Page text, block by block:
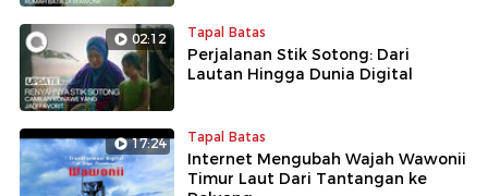
02:12 Tapal Batas
Perjalanan Stik Sotong: Dari
Lautan Hingga Dunia Digital
17:24 Tapal Batas
Internet Mengubah Wajah Wawonii
Timur Laut Dari Tantangan ke